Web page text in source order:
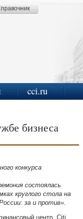
cci.ru
бизнеса
конкурса
состоялась
круглого стола на
за и против».
центр, Citi